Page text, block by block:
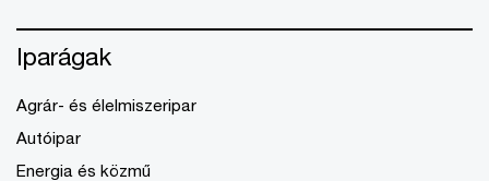
Iparágak
Agrár- és élelmiszeripar
Autóipar
Energia és közmű